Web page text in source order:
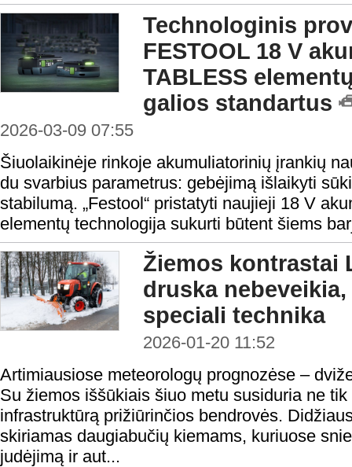
Technologinis
FESTOOL 18 V
TABLESS
galios standartus
2026-03-09 07:55
Šiuolaikinėje rinkoje akumuliatorinių įrankių
du svarbius parametrus: gebėjimą išlaikyti
stabilumą. „Festool“ pristatyti naujieji 18 V
elementų technologija sukurti būtent šiems
Žiemos kontrastai
druska
speciali technika
2026-01-20 11:52
Artimiausiose meteorologų prognozėse –
Su žiemos iššūkiais šiuo metu susiduria ne
infrastruktūrą prižiūrinčios bendrovės.
skiriamas daugiabučių kiemams, kuriuose
judėjimą ir aut...